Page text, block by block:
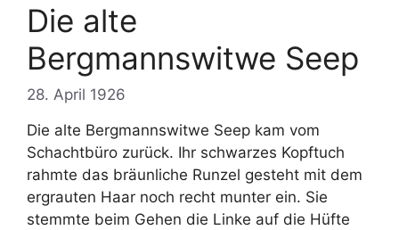
Die alte
Bergmannswitwe Seep
28. April 1926
Die alte Bergmannswitwe Seep kam vom
Schachtbüro zurück. Ihr schwarzes Kopftuch
rahmte das bräunliche Runzel gesteht mit dem
ergrauten Haar noch recht munter ein. Sie
stemmte beim Gehen die Linke auf die Hüfte